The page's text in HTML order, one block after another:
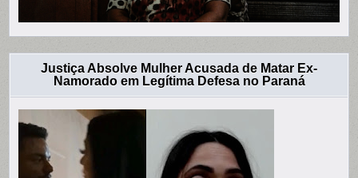
Justiça Absolve Mulher Acusada de Matar Ex-
Namorado em Legítima Defesa no Paraná